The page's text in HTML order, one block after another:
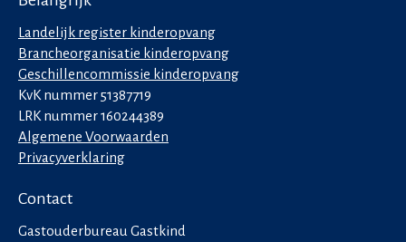
Landelijk register kinderopvang
Brancheorganisatie kinderopvang
Geschillencommissie kinderopvang
KvK nummer 51387719
LRK nummer 160244389
Algemene Voorwaarden
Privacyverklaring
Contact
Gastouderbureau Gastkind